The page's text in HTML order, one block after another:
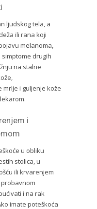
ljudskog tela, a
ili rana koji
melanoma,
drugih
na stalne
i guljenje kože
i
u obliku
stolica, u
ili krvarenjem
i na rak
imate poteškoća